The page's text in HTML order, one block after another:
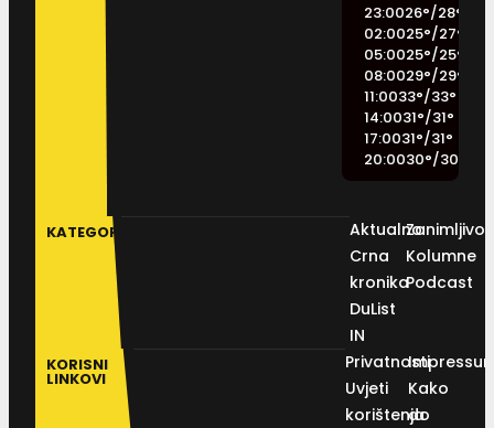
23:0026°/28°
02:0025°/27°
05:0025°/25°
08:0029°/29°
11:0033°/33°
14:0031°/31°
17:0031°/31°
20:0030°/30
KATEGORIJE
Aktualno
Crna
kronika
DuList
IN
Kolumne
Podcast
KORISNI
LINKOVI
Privatnosti
Uvjeti
korištenja
Kako
do